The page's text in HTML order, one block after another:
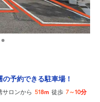
予約できる駐車場！
サロンから 518m 徒歩 7～10分